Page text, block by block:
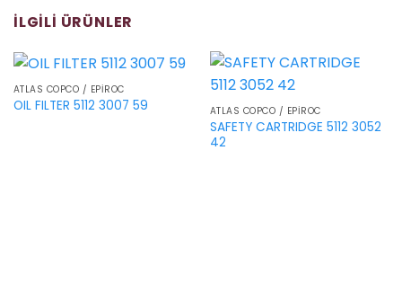
İLGILI ÜRÜNLER
ATLAS COPCO / EPIROC
OIL FILTER 5112 3007 59 ATLAS COPCO / EPIROC
SAFETY CARTRIDGE 5112 3052
42